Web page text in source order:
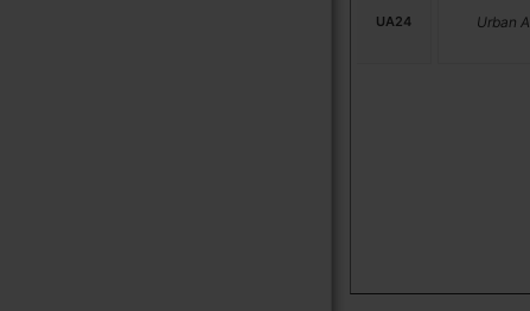
UA24 Urban